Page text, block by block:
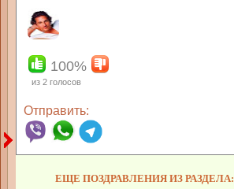
100%
из 2 голосов
Отправить:
ЕЩЕ ПОЗДРАВЛЕНИЯ ИЗ РАЗДЕЛА: